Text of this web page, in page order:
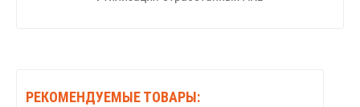
РЕКОМЕНДУЕМЫЕ ТОВАРЫ: